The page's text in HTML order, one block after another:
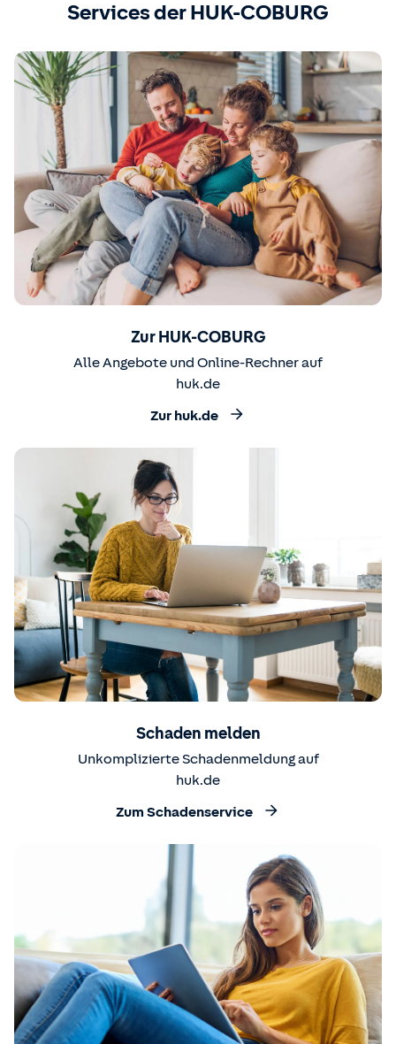
Services der HUK-COBURG
Zur HUK-COBURG
Alle Angebote und Online-Rechner auf
huk.de
Zur huk.de
Schaden melden
Unkomplizierte Schadenmeldung auf
huk.de
Zum Schadenservice